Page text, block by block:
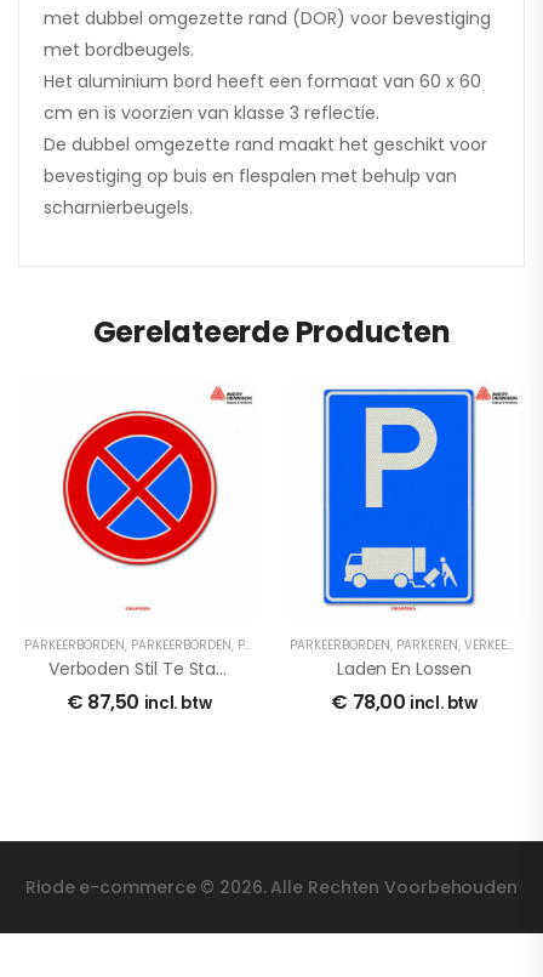
met dubbel omgezette rand (DOR) voor bevestiging
met bordbeugels.
Het aluminium bord heeft een formaat van 60 x 60
cm en is voorzien van klasse 3 reflectie.
De dubbel omgezette rand maakt het geschikt voor
bevestiging op buis en flespalen met behulp van
scharnierbeugels.
Gerelateerde Producten
PARKEERBORDEN, PARKEERBORDEN, PARKEREN ,VERKEERSBORDEN
Verboden Stil Te Staan
€ 87,50 incl. btw
PARKEERBORDEN, PARKEREN, VERKEERSBORDEN
Laden En Lossen
€ 78,00 incl. btw
Riode e-commerce © 2026. Alle Rechten Voorbehouden